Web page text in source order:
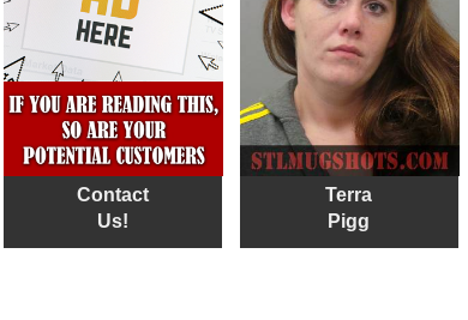
Contact
Us!
Terra
Pigg